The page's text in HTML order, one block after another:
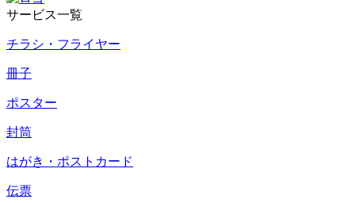
サービス一覧
チラシ・フライヤー
冊子
ポスター
封筒
はがき・ポストカード
伝票